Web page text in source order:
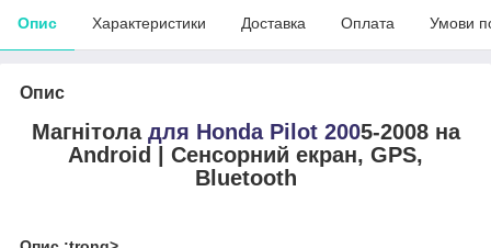
Опис Характеристики Доставка Оплата Умови
Опис
Магнітола для Honda Pilot 2005-2008 на
Android | Сенсорний екран, GPS,
Bluetooth